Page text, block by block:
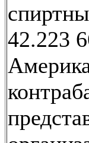
42.223